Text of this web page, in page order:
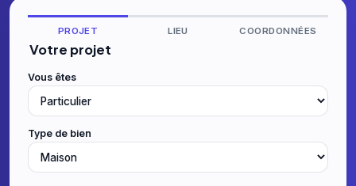
PROJET LIEU COORDONNÉES
Votre projet
Vous êtes
Type de bien